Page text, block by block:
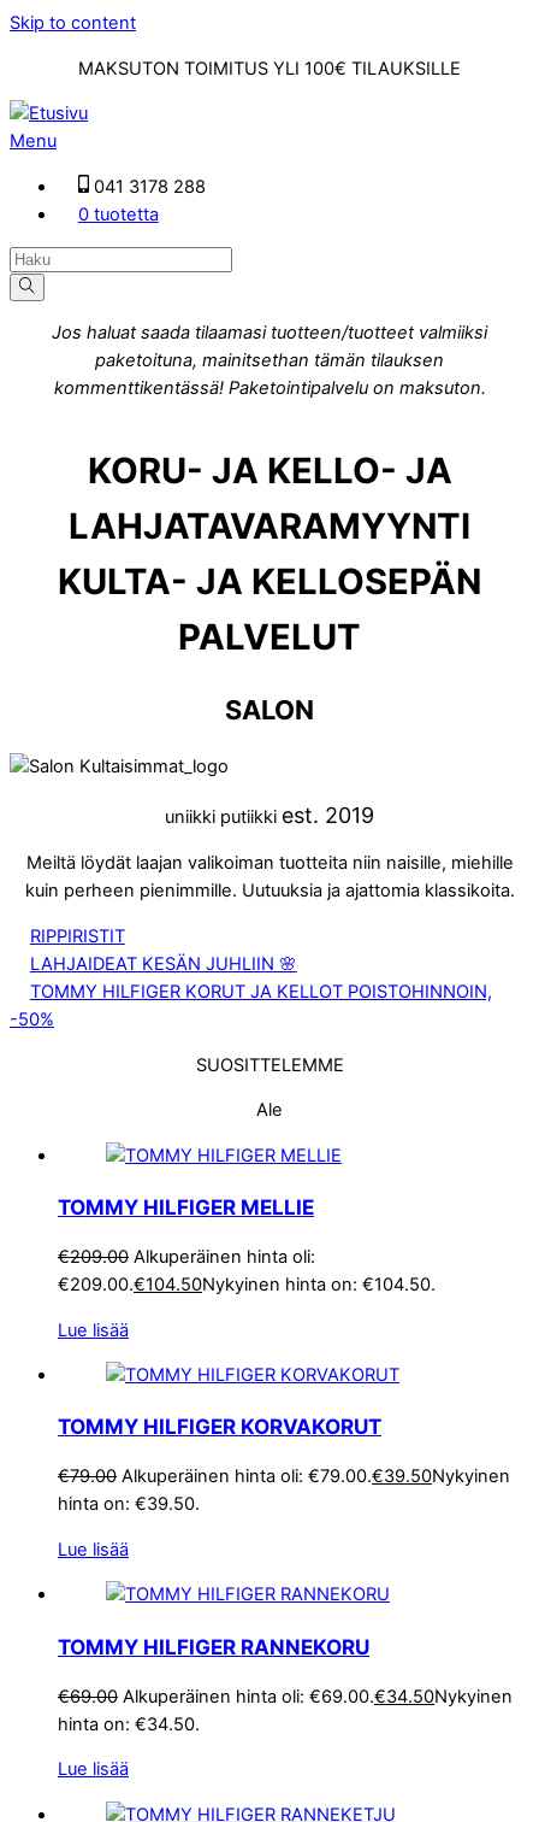
Skip to content
MAKSUTON TOIMITUS YLI 100€ TILAUKSILLE
Menu
041 3178 288
0 tuotetta
Jos haluat saada tilaamasi tuotteen/tuotteet valmiiksi
paketoituna, mainitsethan tämän tilauksen
kommenttikentässä! Paketointipalvelu on maksuton.
KORU- JA KELLO- JA
LAHJATAVARAMYYNTI
KULTA- JA KELLOSEPÄN
PALVELUT
SALON
uniikki putiikki est. 2019
Meiltä löydät laajan valikoiman tuotteita niin naisille, miehille
kuin perheen pienimmille. Uutuuksia ja ajattomia klassikoita.
RIPPIRISTIT
LAHJAIDEAT KESÄN JUHLIIN 🌸
TOMMY HILFIGER KORUT JA KELLOT POISTOHINNOIN,
-50%
SUOSITTELEMME
Ale
TOMMY HILFIGER MELLIE
€209.00 Alkuperäinen hinta oli:
€209.00.€104.50Nykyinen hinta on: €104.50.
Lue lisää
TOMMY HILFIGER KORVAKORUT
€79.00 Alkuperäinen hinta oli: €79.00.€39.50Nykyinen
hinta on: €39.50.
Lue lisää
TOMMY HILFIGER RANNEKORU
€69.00 Alkuperäinen hinta oli: €69.00.€34.50Nykyinen
hinta on: €34.50.
Lue lisää